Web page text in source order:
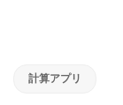
計算アプリ